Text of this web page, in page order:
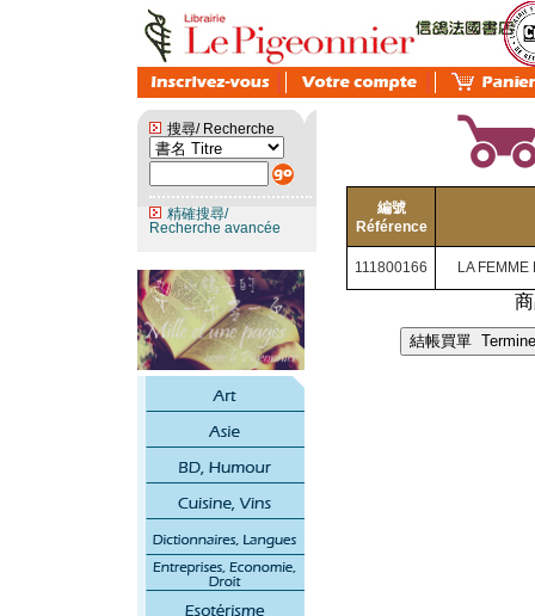
搜尋/ Recherche
精確搜尋/
Recherche avancée
編號
Référence
111800166 LA